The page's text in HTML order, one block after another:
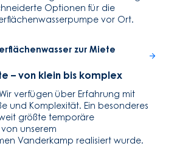
Optionen für die
vor Ort.
zur Miete
– von klein bis komplex
verfügen über Erfahrung mit
und Komplexität. Ein besonderes
größte temporäre
unserem
Vanderkamp realisiert wurde.